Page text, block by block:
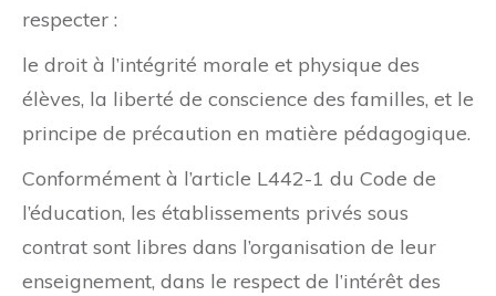
respecter :
le droit à l’intégrité morale et physique des
élèves, la liberté de conscience des familles, et le
principe de précaution en matière pédagogique.
Conformément à l’article L442-1 du Code de
l’éducation, les établissements privés sous
contrat sont libres dans l’organisation de leur
enseignement, dans le respect de l’intérêt des